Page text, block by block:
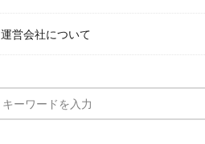
運営会社について